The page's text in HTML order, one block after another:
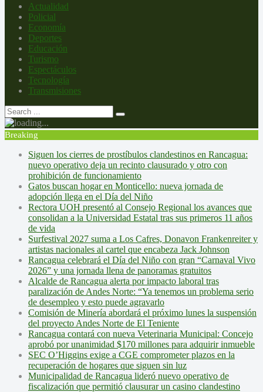
Actualidad
Policial
Economía
Deportes
Educación
Turismo
Espectáculos
Tecnología
Transmisiones
Breaking
Siguen los cierres de prostíbulos clandestinos en Rancagua:
nuevo operativo deja un recinto clausurado y otro con
prohibición de funcionamiento
Gatos buscan hogar en Monticello: nueva jornada de
adopción llega en el Día del Niño
Rectora UOH presentó al Consejo Regional los avances que
consolidan a la Universidad Estatal tras sus primeros 11 años
de vida
Surfestival 2027 suma a Los Cafres, Donavon Frankenreiter y
artistas nacionales al cartel que encabeza Jack Johnson
Rancagua celebrará el Día del Niño con gran “Carnaval Vivo
2026” y una jornada llena de panoramas gratuitos
Alcalde de Rancagua alerta por impacto laboral tras
paralización de Andes Norte: “Ya tenemos un problema serio
de desempleo y esto puede agravarlo
Comisión de Minería abordará el próximo lunes la suspensión
del proyecto Andes Norte de El Teniente
Rancagua contará con nueva Veterinaria Municipal: Concejo
aprobó por unanimidad $170 millones para adquirir inmueble
SEC O’Higgins exige a CGE comprometer plazos en la
recuperación de hogares que siguen sin luz
Municipalidad de Rancagua lideró nuevo operativo de
fiscalización que permitió clausurar un casino clandestino